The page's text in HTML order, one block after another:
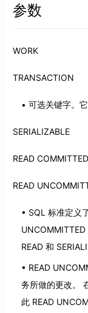
参数
WORK
TRANSACTION
可选关键字。它
SERIALIZABLE
READ COMMITTED
READ
SQL 标准定义
UNCOMMITTED
READ 和
READ
务所做的更改。
此 READ